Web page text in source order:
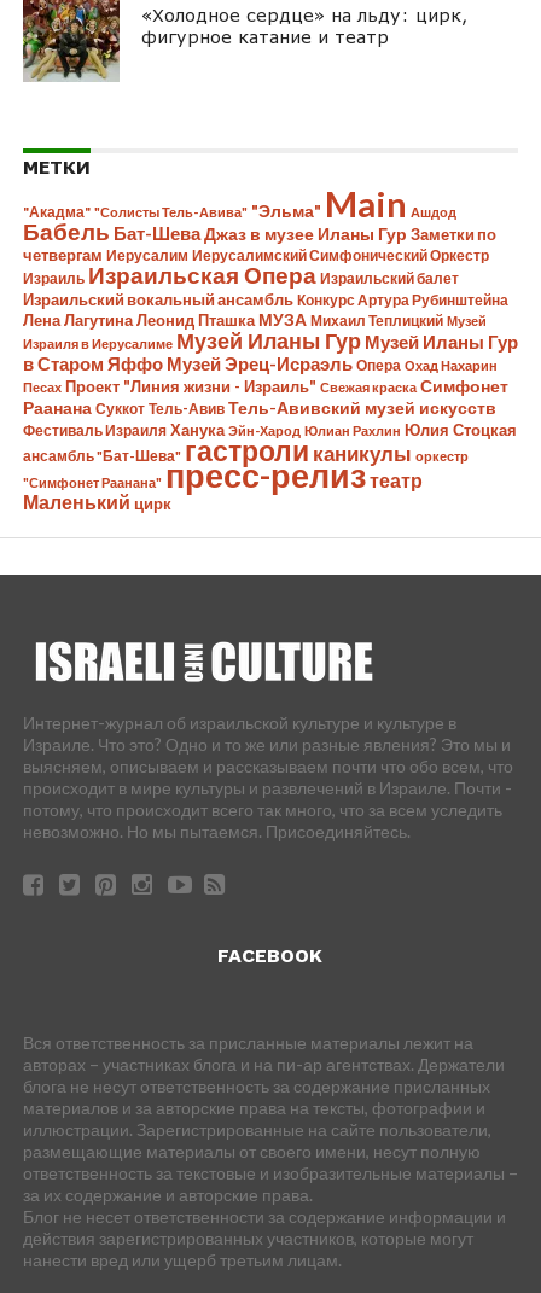
«Холодное сердце» на льду: цирк,
фигурное катание и театр
МЕТКИ
"Акадма" "Солисты Тель-Авива" "Эльма" Main Ашдод
Бабель Бат-ШеваДжаз в музее Иланы Гур Заметки по
четвергам Иерусалим Иерусалимский Симфонический Оркестр
Израиль Израильская Опера Израильский балет
Израильский вокальный ансамбль Конкурс Артура Рубинштейна
Лена Лагутина Леонид Пташка МУЗА Михаил Теплицкий Музей
Израиля в Иерусалиме Музей Иланы Гур Музей Иланы Гур
в Старом Яффо Музей Эрец-Исраэль Опера Охад Нахарин
Песах Проект "Линия жизни - Израиль" Свежая краска Симфонет
Раанана Суккот Тель-Авив Тель-Авивский музей искусств
Фестиваль Израиля Ханука Эйн-Харод Юлиан Рахлин Юлия Стоцкая
ансамбль "Бат-Шева" гастроли каникулы оркестр
"Симфонет Раанана" пресс-релизтеатр
Маленький цирк
Интернет-журнал об израильской культуре и культуре в
Израиле. Что это? Одно и то же или разные явления? Это мы и
выясняем, описываем и рассказываем почти что обо всем, что
происходит в мире культуры и развлечений в Израиле. Почти -
потому, что происходит всего так много, что за всем уследить
невозможно. Но мы пытаемся. Присоединяйтесь.
FACEBOOK
Вся ответственность за присланные материалы лежит на
авторах – участниках блога и на пи-ар агентствах. Держатели
блога не несут ответственность за содержание присланных
материалов и за авторские права на тексты, фотографии и
иллюстрации. Зарегистрированные на сайте пользователи,
размещающие материалы от своего имени, несут полную
ответственность за текстовые и изобразительные материалы –
за их содержание и авторские права.
Блог не несет ответственности за содержание информации и
действия зарегистрированных участников, которые могут
нанести вред или ущерб третьим лицам.